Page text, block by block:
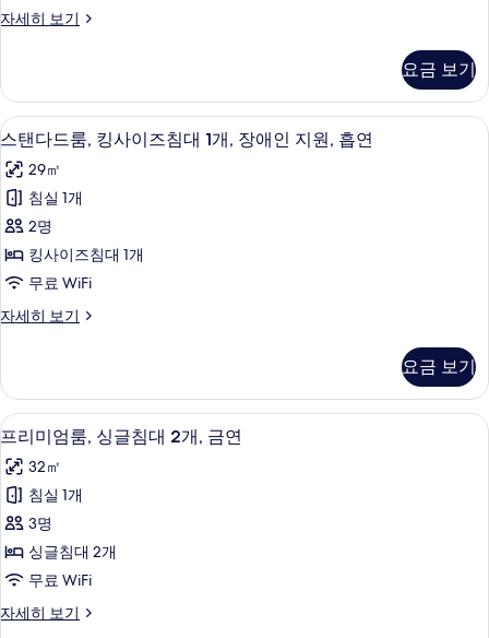
모
기
자
기
침
2
개,
클
럽
라
운
지
이
용
모
두
보
기
자세히 보기
프
룸,
싱
글
대
2
클
럽
라
운
지
세
히
보
기
요금 보기
스
탠
다
드
룸,
킹
사
이
침
대
1
개,
장
애
인
지
원,
고급 침구, 무료 미니바 품목, 객실 내
7
스탠다드룸, 킹사이즈침대 1개, 장애인 지원, 흡연
29㎡
침실 1개
2명
킹사이즈침대 1개
무료 WiFi
자세히 보기
스
룸,
킹
사
즈
침
개,
장
애
인
요금 보기
프
리
미
엄
룸,
싱
글
침
고급 침구, 무료 미니바 품목, 객실 내
7
프리미엄룸, 싱글침대 2개, 금연
32㎡
침실 1개
3명
싱글침대 2개
무료 WiFi
자세히 보기
프